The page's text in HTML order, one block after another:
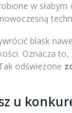
w
blask
Oznacza
odświeżone
u